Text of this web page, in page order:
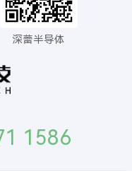
1586
深蕾半导体